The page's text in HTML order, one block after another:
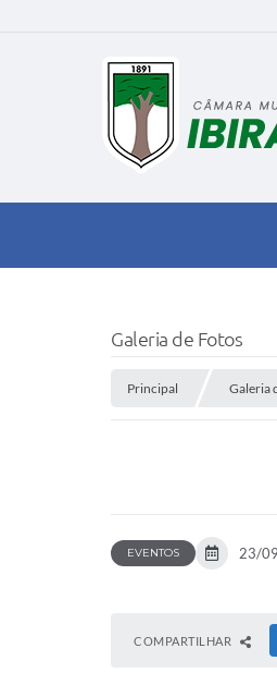
Galeria de Fotos
Principal Galeria
EVENTOS 23/
COMPARTILHAR